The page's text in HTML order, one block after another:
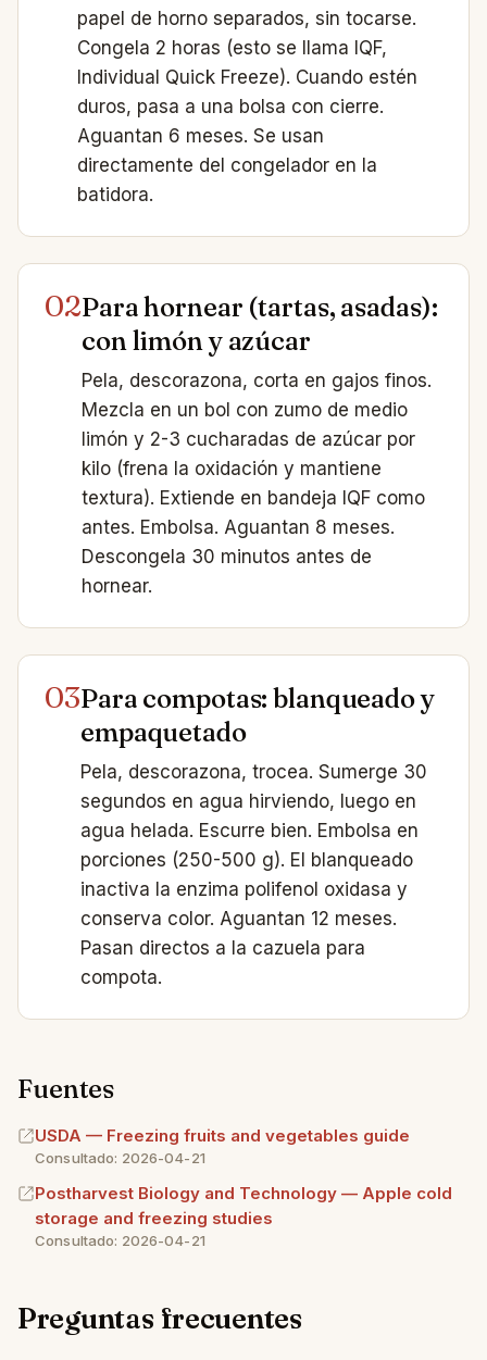
papel de horno separados, sin tocarse.
Congela 2 horas (esto se llama IQF,
Individual Quick Freeze). Cuando estén
duros, pasa a una bolsa con cierre.
Aguantan 6 meses. Se usan
directamente del congelador en la
batidora.
02Para hornear (tartas, asadas):
con limón y azúcar
Pela, descorazona, corta en gajos finos.
Mezcla en un bol con zumo de medio
limón y 2-3 cucharadas de azúcar por
kilo (frena la oxidación y mantiene
textura). Extiende en bandeja IQF como
antes. Embolsa. Aguantan 8 meses.
Descongela 30 minutos antes de
hornear.
03Para compotas: blanqueado y
empaquetado
Pela, descorazona, trocea. Sumerge 30
segundos en agua hirviendo, luego en
agua helada. Escurre bien. Embolsa en
porciones (250-500 g). El blanqueado
inactiva la enzima polifenol oxidasa y
conserva color. Aguantan 12 meses.
Pasan directos a la cazuela para
compota.
Fuentes
USDA — Freezing fruits and vegetables guide
Consultado: 2026-04-21
Postharvest Biology and Technology — Apple cold
storage and freezing studies
Consultado: 2026-04-21
Preguntas frecuentes